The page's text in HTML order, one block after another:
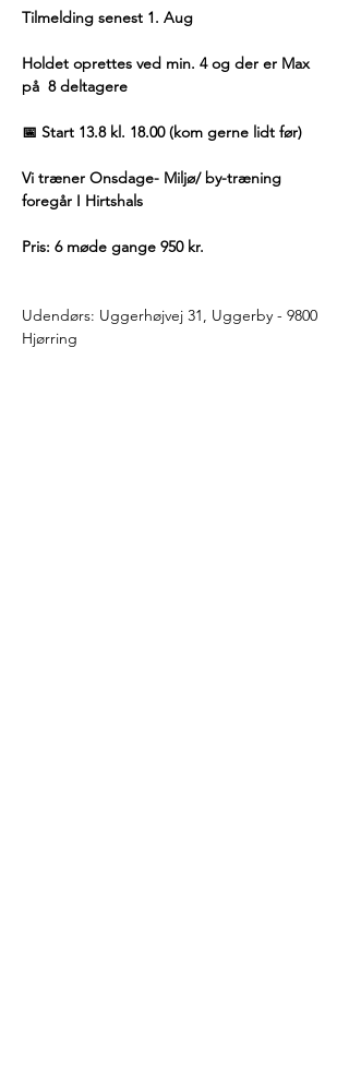
Tilmelding senest 1. Aug
Holdet oprettes ved min. 4 og der er Max
på  8 deltagere
📅 Start 13.8 kl. 18.00 (kom gerne lidt før)
Vi træner Onsdage- Miljø/ by-træning
foregår I Hirtshals
Pris: 6 møde gange 950 kr.
Udendørs: Uggerhøjvej 31, Uggerby - 9800
Hjørring